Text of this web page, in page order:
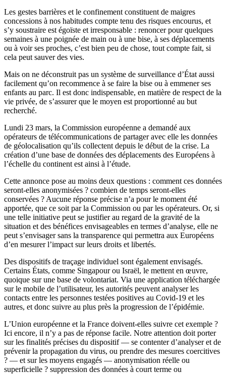
Les gestes barrières et le confinement constituent de maigres
concessions à nos habitudes compte tenu des risques encourus, et
s’y soustraire est égoïste et irresponsable : renoncer pour quelques
semaines à une poignée de main ou à une bise, à ses déplacements
ou à voir ses proches, c’est bien peu de chose, tout compte fait, si
cela peut sauver des vies.
Mais on ne déconstruit pas un système de surveillance d’État aussi
facilement qu’on recommence à se faire la bise ou à emmener ses
enfants au parc. Il est donc indispensable, en matière de respect de la
vie privée, de s’assurer que le moyen est proportionné au but
recherché.
Lundi 23 mars, la Commission européenne a demandé aux
opérateurs de télécommunications de partager avec elle les données
de géolocalisation qu’ils collectent depuis le début de la crise. La
création d’une base de données des déplacements des Européens à
l’échelle du continent est ainsi à l’étude.
Cette annonce pose au moins deux questions : comment ces données
seront-elles anonymisées ? combien de temps seront-elles
conservées ? Aucune réponse précise n’a pour le moment été
apportée, que ce soit par la Commission ou par les opérateurs. Or, si
une telle initiative peut se justifier au regard de la gravité de la
situation et des bénéfices envisageables en termes d’analyse, elle ne
peut s’envisager sans la transparence qui permettra aux Européens
d’en mesurer l’impact sur leurs droits et libertés.
Des dispositifs de traçage individuel sont également envisagés.
Certains États, comme Singapour ou Israël, le mettent en œuvre,
quoique sur une base de volontariat. Via une application téléchargée
sur le mobile de l’utilisateur, les autorités peuvent analyser les
contacts entre les personnes testées positives au Covid-19 et les
autres, et donc suivre au plus près la progression de l’épidémie.
L’Union européenne et la France doivent-elles suivre cet exemple ?
Ici encore, il n’y a pas de réponse facile. Notre attention doit porter
sur les finalités précises du dispositif — se contenter d’analyser et de
prévenir la propagation du virus, ou prendre des mesures coercitives
? — et sur les moyens engagés — anonymisation réelle ou
superficielle ? suppression des données à court terme ou